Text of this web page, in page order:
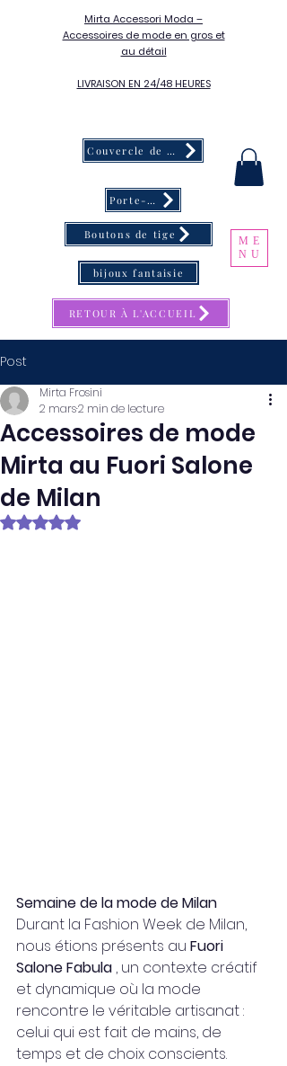
Mirta Accessori Moda –
Accessoires de mode en gros et
au détail
LIVRAISON EN 24/48 HEURES
ME
NU
Couvercle de bouton
Porte-clés
Boutons de tige
RETOUR À L'ACCUEIL
bijoux fantaisie
Post
Accessoires de mode
Mirta au Fuori Salone
de Milan
Mirta Frosini
2 mars2 min de lecture
Noté NaN étoiles sur 5.
Semaine de la mode de Milan
Durant la Fashion Week de Milan,
nous étions présents au Fuori
Salone Fabula , un contexte créatif
et dynamique où la mode
rencontre le véritable artisanat :
celui qui est fait de mains, de
temps et de choix conscients.